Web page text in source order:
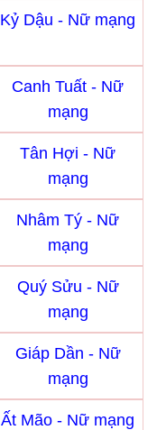
Kỷ Dậu - Nữ mạng
Canh Tuất - Nữ
mạng
Tân Hợi - Nữ
mạng
Nhâm Tý - Nữ
mạng
Quý Sửu - Nữ
mạng
Giáp Dần - Nữ
mạng
Ất Mão - Nữ mạng